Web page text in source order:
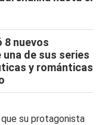
8 nuevos
de sus series
y románticas
su protagonista